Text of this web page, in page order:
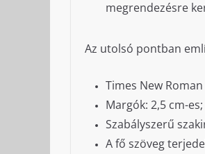
megrendezésre
Az utolsó pontban
Times New
Margók: 2,5 cm-es;
Szabályszerű
A fő szöveg